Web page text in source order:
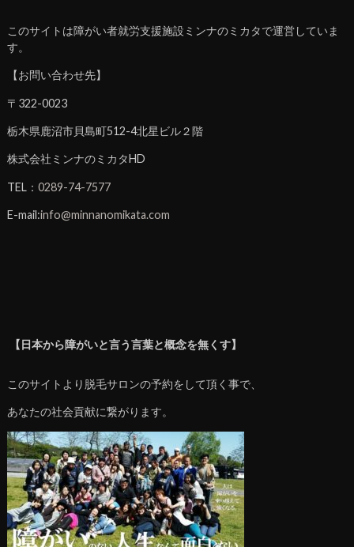
このサイトは障がい者就労支援施設ミンナのミカタで運営していま
す。
【お問い合わせ先】
〒322-0023
栃木県鹿沼市貝島町512-4北星ビル２階
株式会社ミンナのミカタHD
TEL： 0289-74-7577
E-mail:info@minnanomikata.com
【日本から障がいと言う言葉と概念を無くす】
このサイトより脱毛サロンの予約をして頂く事で、
あなたの社会貢献に繋がります。